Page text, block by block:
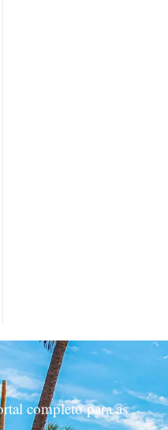
completo para as